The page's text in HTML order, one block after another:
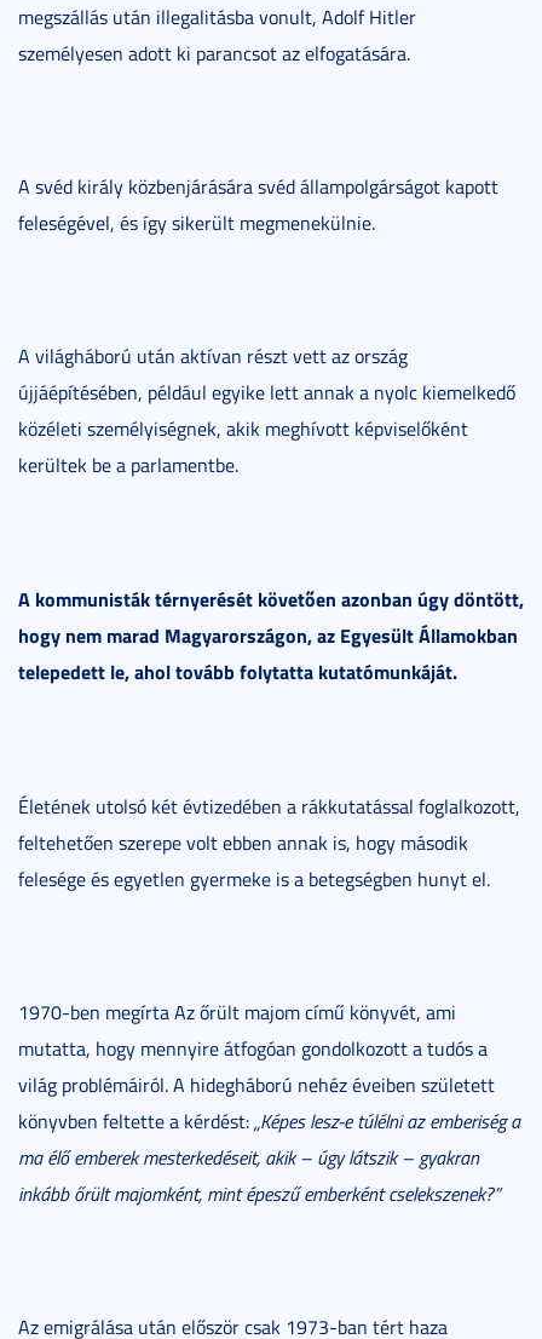
megszállás után illegalitásba vonult, Adolf Hitler
személyesen adott ki parancsot az elfogatására.
A svéd király közbenjárására svéd állampolgárságot kapott
feleségével, és így sikerült megmenekülnie.
A világháború után aktívan részt vett az ország
újjáépítésében, például egyike lett annak a nyolc kiemelkedő
közéleti személyiségnek, akik meghívott képviselőként
kerültek be a parlamentbe.
A kommunisták térnyerését követően azonban úgy döntött,
hogy nem marad Magyarországon, az Egyesült Államokban
telepedett le, ahol tovább folytatta kutatómunkáját.
Életének utolsó két évtizedében a rákkutatással foglalkozott,
feltehetően szerepe volt ebben annak is, hogy második
felesége és egyetlen gyermeke is a betegségben hunyt el.
1970-ben megírta Az őrült majom című könyvét, ami
mutatta, hogy mennyire átfogóan gondolkozott a tudós a
világ problémáiról. A hidegháború nehéz éveiben született
könyvben feltette a kérdést:„Képes lesz-e túlélni az emberiség a
ma élő emberek mesterkedéseit, akik – úgy látszik – gyakran
inkább őrült majomként, mint épeszű emberként cselekszenek?”
Az emigrálása után először csak 1973-ban tért haza